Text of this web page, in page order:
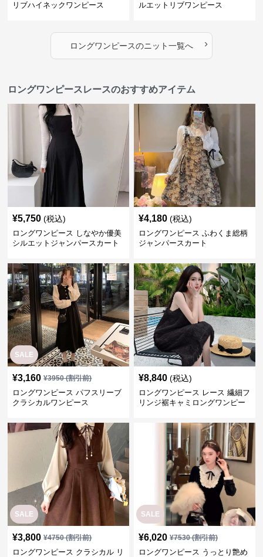
リブハイネックワンピース
ルエットリブワンピース
ロングワンピースのニット一覧へ ›
ロングワンピースレースのおすすめアイテム
¥5,750 (税込)
ロングワンピース しなやか優美
シルエットジャンパースカート
¥4,180 (税込)
ロングワンピース ふわくま総柄
ジャンパースカート
SALE
¥3,160 ¥3950(割引前)
ロングワンピース パフスリーブ
クラシカルワンピース
¥8,840 (税込)
ロングワンピース レース 繊細フ
リンジ裾キャミロングワンピー
SALE
¥3,800 ¥4750(割引前)
ロングワンピース クラシカル リ
SALE
¥6,020 ¥7530(割引前)
ロングワンピース うっとり艶め